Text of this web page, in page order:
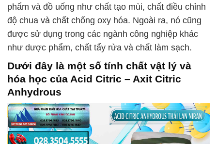
phẩm và đồ uống như chất tạo mùi, chất điều chỉnh
độ chua và chất chống oxy hóa. Ngoài ra, nó cũng
được sử dụng trong các ngành công nghiệp khác
như dược phẩm, chất tẩy rửa và chất làm sạch.
Dưới đây là một số tính chất vật lý và
hóa học của Acid Citric – Axit Citric
Anhydrous